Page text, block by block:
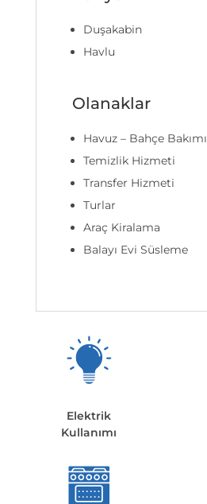
Duşakabin
Havlu
Olanaklar
Havuz – Bahçe Bakımı
Temizlik Hizmeti
Transfer Hizmeti
Turlar
Araç Kiralama
Balayı Evi Süsleme
Elektrik
Kullanımı